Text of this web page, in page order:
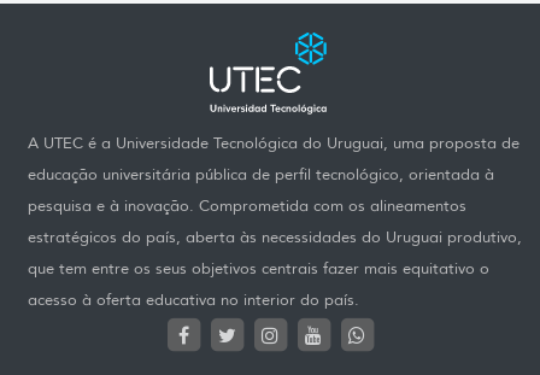
A UTEC é a Universidade Tecnológica do Uruguai, uma proposta de
educação universitária pública de perfil tecnológico, orientada à
pesquisa e à inovação. Comprometida com os alineamentos
estratégicos do país, aberta às necessidades do Uruguai produtivo,
que tem entre os seus objetivos centrais fazer mais equitativo o
acesso à oferta educativa no interior do país.